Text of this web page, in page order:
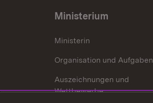
Ministerium
Ministerin
Organisation und Aufgaben
Auszeichnungen und
Wettbewerbe